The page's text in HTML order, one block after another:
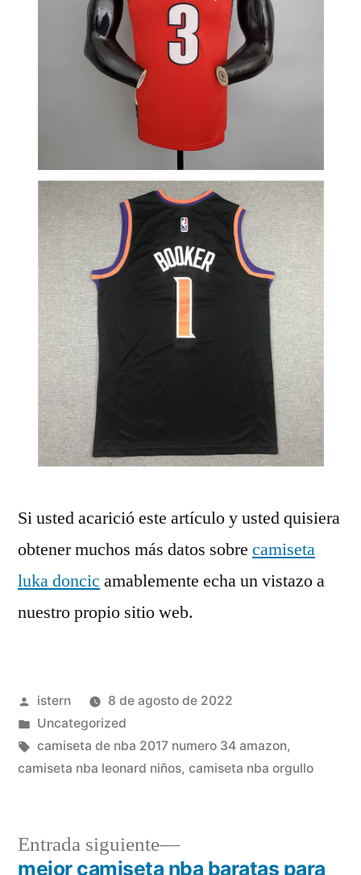
Si usted acarició este artículo y usted quisiera
obtener muchos más datos sobre camiseta
luka doncic amablemente echa un vistazo a
nuestro propio sitio web.
Publicado
por
istern
8 de agosto de 2022
Publicado
en
Uncategorized
Etiquetas:
camiseta de nba 2017 numero 34 amazon,
camiseta nba leonard niños, camiseta nba orgullo
Entrada siguiente
Entrada
siguiente:
mejor camiseta nba baratas para